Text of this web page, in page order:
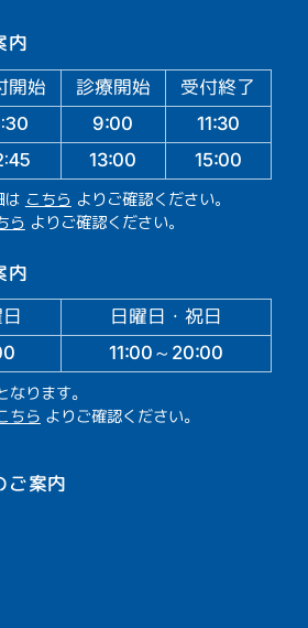
内
開始 診療開始
受付終了
9:00 11:30
13:00 15:00
は こちら よりご確認ください。
ら よりご確認ください。
内
日曜日・祝日
11:00～20:00
ります。
ちら よりご確認ください。
案内